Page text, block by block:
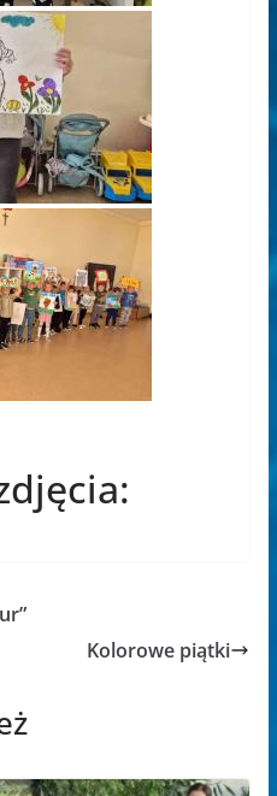
Kolorowe piątki